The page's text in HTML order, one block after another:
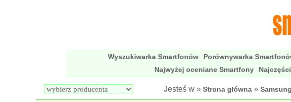
Wyszukiwarka Smartfonów Porównywarka
Najwyżej oceniane Smartfony
Jesteś w » Strona główna » Samsung